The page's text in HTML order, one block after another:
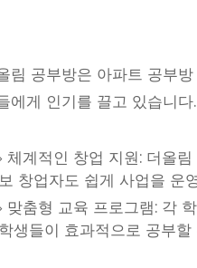
림 공부방은 아파트 공부
에게 인기를 끌고 있습니
체계적인 창업 지원: 더올
보 창업자도 쉽게 사업을 운
맞춤형 교육 프로그램: 각
학생들이 효과적으로 공부